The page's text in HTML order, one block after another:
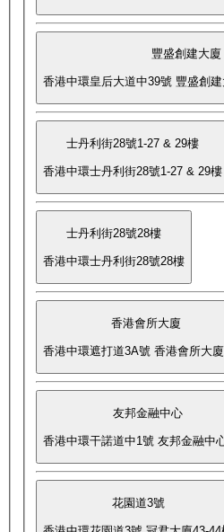
豐盛創建大廈
香港中環皇后大道中39號 豐盛創
士丹利街28號1-27 & 29樓
香港中環士丹利街28號1-27 & 29樓
士丹利街28號28樓
香港中環士丹利街28號28樓
香港會所大廈
香港中環遮打道3A號 香港會所大
友邦金融中心
香港中環干諾道中1號 友邦金融中
花園道3號